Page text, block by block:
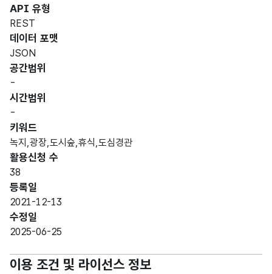
API 유형
REST
데이터 포맷
JSON
공간범위
-
시간범위
-
키워드
녹지,광장,도시숲,휴식,도심경관
활용신청 수
38
등록일
2021-12-13
수정일
2025-06-25
이용 조건 및 라이선스 정보